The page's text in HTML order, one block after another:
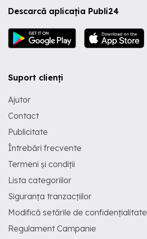
Descarcă aplicația Publi24
Suport clienți
Ajutor
Contact
Publicitate
Întrebări frecvente
Termeni și condiții
Lista categoriilor
Siguranța tranzacțiilor
Modifică setările de confidențialitate
Regulament Campanie